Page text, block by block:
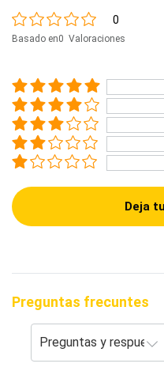
0
Basado en0 Valoraciones
Deja
Preguntas frecuntes